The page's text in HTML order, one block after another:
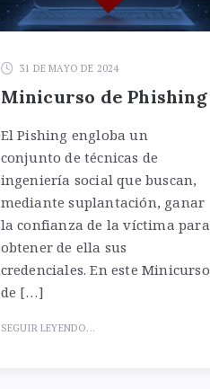
31 DE MAYO DE 2024
Minicurso de Phishing
El Pishing engloba un
conjunto de técnicas de
ingeniería social que buscan,
mediante suplantación, ganar
la confianza de la víctima para
obtener de ella sus
credenciales. En este Minicurso
de […]
SEGUIR LEYENDO...